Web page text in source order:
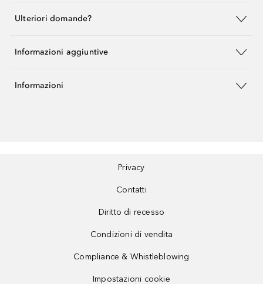
Ulteriori domande?
Informazioni aggiuntive
Informazioni
Privacy
Contatti
Diritto di recesso
Condizioni di vendita
Compliance & Whistleblowing
Impostazioni cookie